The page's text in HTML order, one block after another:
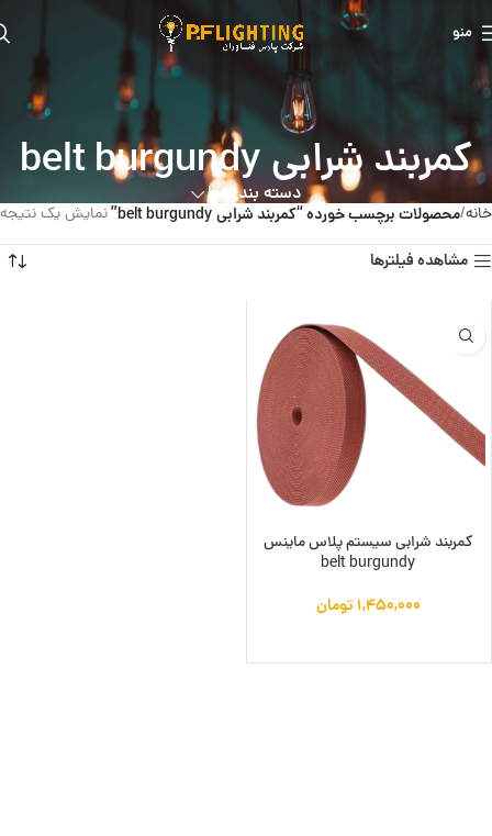
منو
کمربند شرابی belt burgundy
دسته بندی ها
خانه محصولات برچسب خورده “کمربند شرابی belt burgundy” نمایش یک نتیجه
مشاهده فیلترها
کمربند شرابی سیستم پلاس ماینس
belt burgundy
۱,۴۵۰,۰۰۰ تومان